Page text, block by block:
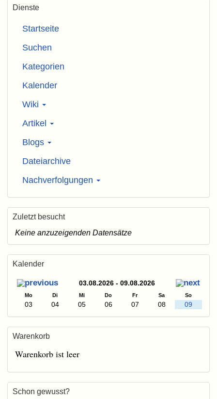
Dienste
Startseite
Suchen
Kategorien
Kalender
Wiki
Artikel
Blogs
Dateiarchive
Nachverfolgungen
Zuletzt besucht
Keine anzuzeigenden Datensätze
Kalender
03.08.2026 - 09.08.2026
Mo Di Mi Do Fr Sa So
03 04 05 06 07 08 09
Warenkorb
Warenkorb ist leer
Schon gewusst?